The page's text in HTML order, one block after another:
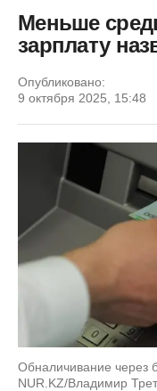
Меньше
зарплату
Опубликовано:
9 октября 2025, 15:48
Обналичивание через
NUR.KZ/Владимир